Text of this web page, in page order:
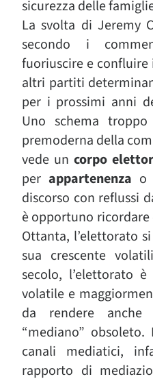
sicurezza delle
La svolta di Jeremy
secondo i
fuoriuscire e
altri partiti
per i prossimi anni
Uno schema
premoderna della
vede un corpo
per appartenenza o
discorso con reflussi
è opportuno
Ottanta, l’elettorato
sua crescente
secolo, l’elettorato
volatile e
da rendere
“mediano”
canali mediatici,
rapporto di